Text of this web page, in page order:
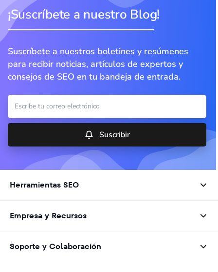
¡Suscríbete a nuestro Blog!
Suscríbete a nuestros boletines y resúmenes
para recibir noticias, artículos de expertos y
consejos de SEO en tu bandeja de entrada.
Suscribir
Herramientas SEO
Empresa y Recursos
Soporte y Colaboración